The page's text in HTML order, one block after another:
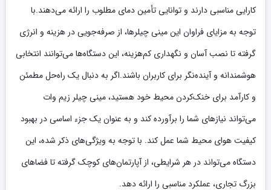
کارایی مناسبی دارند و توانایی تأمین دمای مطلوب را ارائه می‌دهند.با
توجه به مزایای فراوان این مینی چیلرها، از صرفه‌جویی در هزینه و انرژی
گرفته تا نصب آسان و نگهداری کم‌هزینه، این دستگاه‌ها می‌توانند انتخابی
هوشمندانه و آینده‌نگر برای کاربران باشند.اگر به دنبال یک راه‌حل مطمئن
و کارآمد برای خنک‌کردن محیط خود هستید، مینی چیلر زیم وات
می‌تواند نیازهای شما را برآورده کند و به عنوان یک جزء اساسی در بهبود
کیفیت هوای محیط شما عمل کند. با توجه به ویژگی‌های ذکر شده، این
دستگاه می‌تواند در هر شرایطی، از آپارتمان‌های کوچک گرفته تا فضاهای
بزرگ تجاری، عملکرد مناسبی را ارائه دهد.